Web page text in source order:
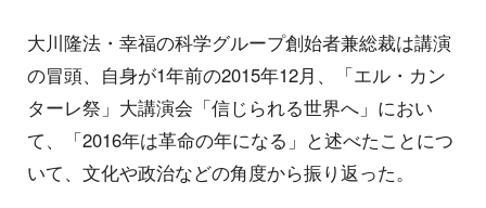
大川隆法・幸福の科学グループ創始者兼総裁は講演
の冒頭、自身が1年前の2015年12月、「エル・カン
ターレ祭」大講演会「信じられる世界へ」におい
て、「2016年は革命の年になる」と述べたことにつ
いて、文化や政治などの角度から振り返った。